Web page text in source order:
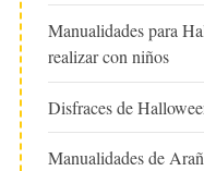
Manualidades para
realizar con niños
Disfraces de
Manualidades de